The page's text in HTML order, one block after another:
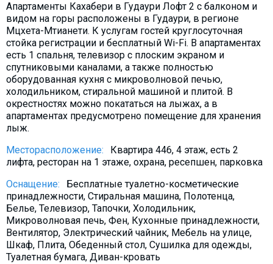
Апартаменты Кахабери в Гудаури Лофт 2 с балконом и
видом на горы расположены в Гудаури, в регионе
Мцхета-Мтианети. К услугам гостей круглосуточная
стойка регистрации и бесплатный Wi-Fi. В апартаментах
есть 1 спальня, телевизор с плоским экраном и
спутниковыми каналами, а также полностью
оборудованная кухня с микроволновой печью,
холодильником, стиральной машиной и плитой. В
окрестностях можно покататься на лыжах, а в
апартаментах предусмотрено помещение для хранения
лыж.
Месторасположение:
Квартира 446, 4 этаж, есть 2
лифта, ресторан на 1 этаже, охрана, ресепшен, парковка
Оснащение:
Бесплатные туалетно-косметические
принадлежности, Стиральная машина, Полотенца,
Белье, Телевизор, Тапочки, Холодильник,
Микроволновая печь, Фен, Кухонные принадлежности,
Вентилятор, Электрический чайник, Мебель на улице,
Шкаф, Плита, Обеденный стол, Сушилка для одежды,
Туалетная бумага, Диван-кровать
Квартиры
Коттеджи
Отели
% Горячие предложения
Долгосрочная аренда
Казбеги
Другое
ГРУЗИЯ
Визы и Документы
Что пить?
Деньги
Мобильная связь